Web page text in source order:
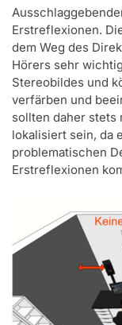
Erstreflexionen.
dem Weg des
Hörers sehr
Stereobildes und
verfärben und
sollten daher stets
lokalisiert sein, da
problematischen
Erstreflexionen